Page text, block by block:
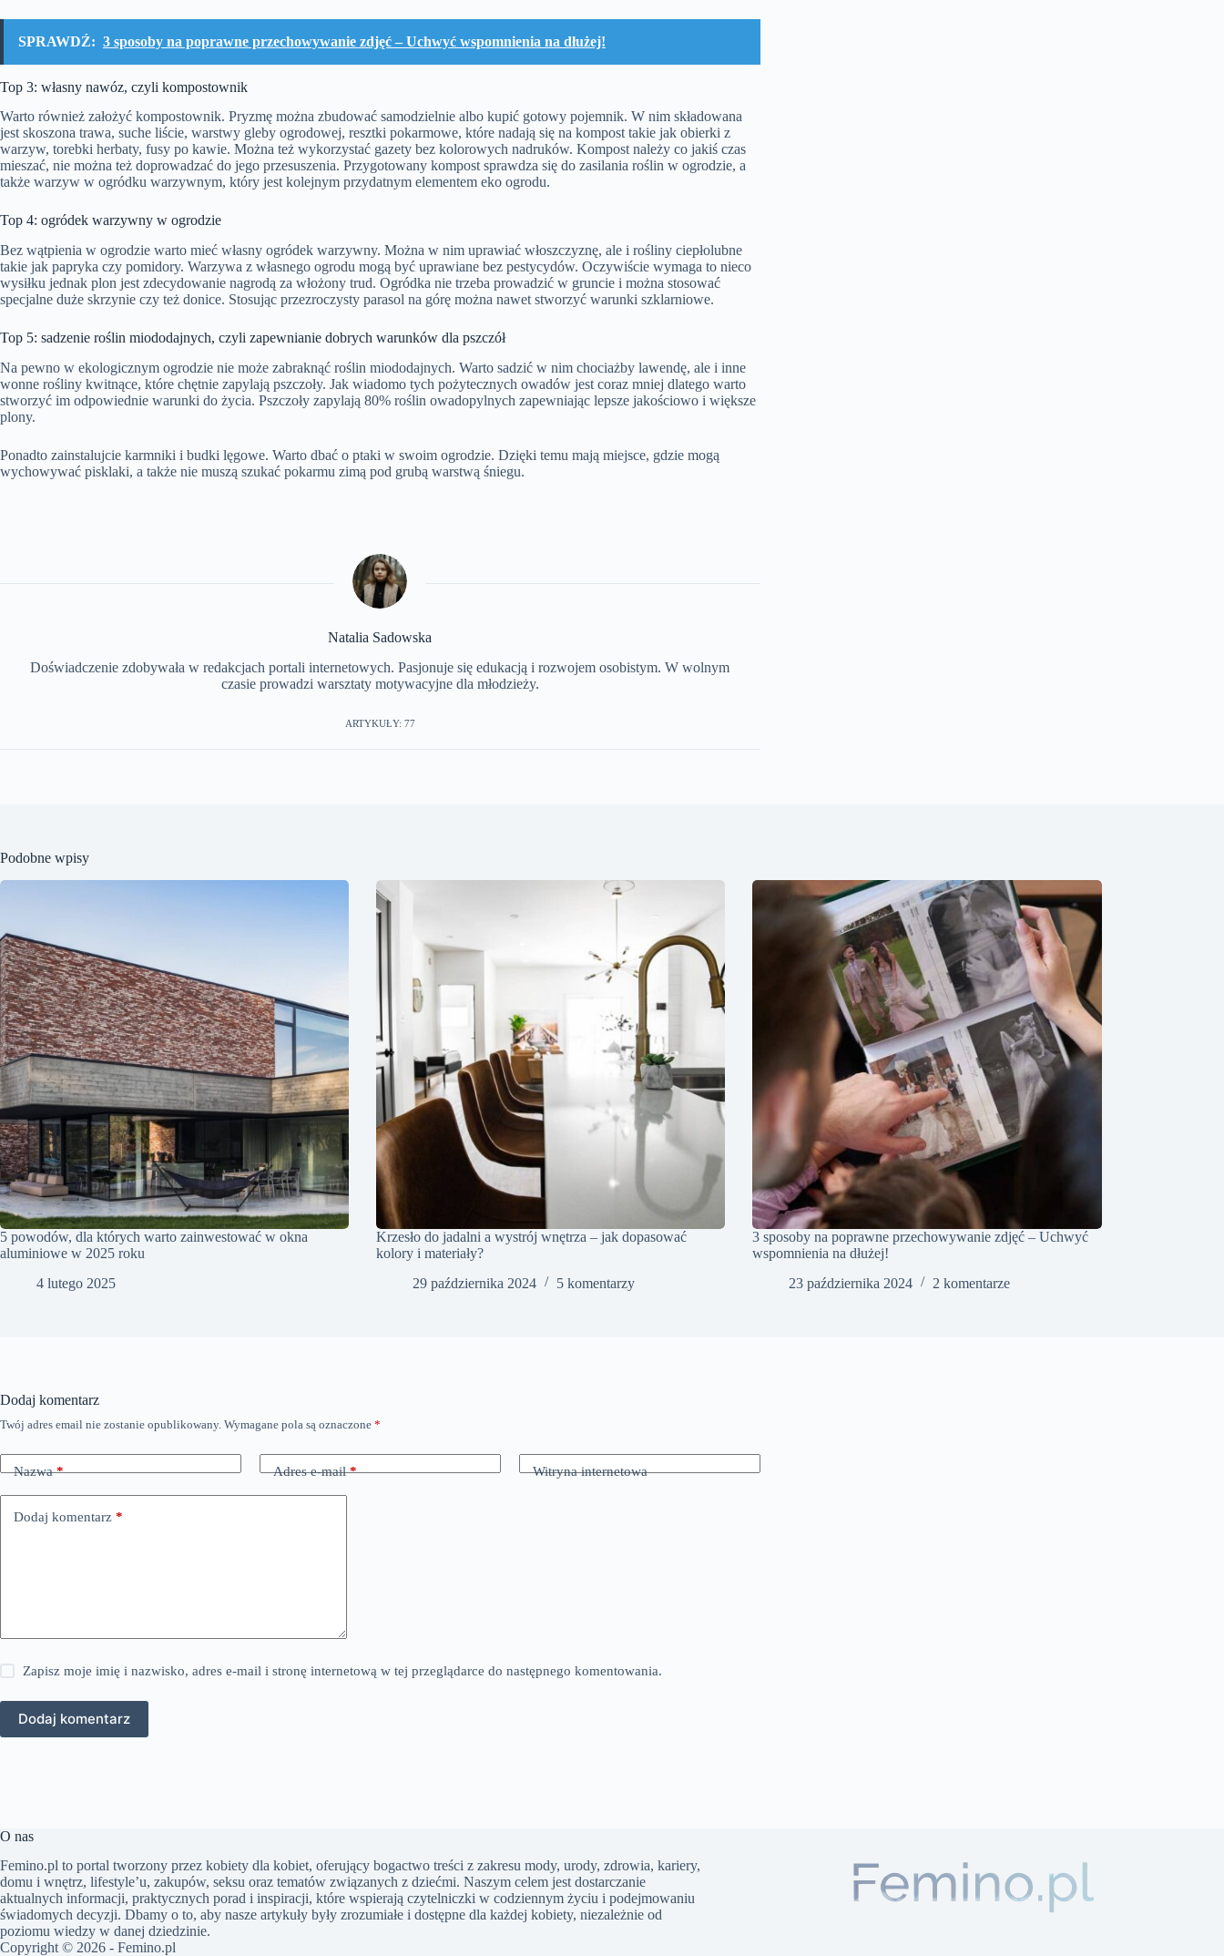
SPRAWDŹ: 3 sposoby na poprawne przechowywanie zdjęć – Uchwyć wspomnienia na dłużej!
Top 3: własny nawóz, czyli kompostownik
Warto również założyć kompostownik. Pryzmę można zbudować samodzielnie albo kupić gotowy pojemnik. W nim składowana
jest skoszona trawa, suche liście, warstwy gleby ogrodowej, resztki pokarmowe, które nadają się na kompost takie jak obierki z
warzyw, torebki herbaty, fusy po kawie. Można też wykorzystać gazety bez kolorowych nadruków. Kompost należy co jakiś czas
mieszać, nie można też doprowadzać do jego przesuszenia. Przygotowany kompost sprawdza się do zasilania roślin w ogrodzie, a
także warzyw w ogródku warzywnym, który jest kolejnym przydatnym elementem eko ogrodu.
Top 4: ogródek warzywny w ogrodzie
Bez wątpienia w ogrodzie warto mieć własny ogródek warzywny. Można w nim uprawiać włoszczyznę, ale i rośliny ciepłolubne
takie jak papryka czy pomidory. Warzywa z własnego ogrodu mogą być uprawiane bez pestycydów. Oczywiście wymaga to nieco
wysiłku jednak plon jest zdecydowanie nagrodą za włożony trud. Ogródka nie trzeba prowadzić w gruncie i można stosować
specjalne duże skrzynie czy też donice. Stosując przezroczysty parasol na górę można nawet stworzyć warunki szklarniowe.
Top 5: sadzenie roślin miododajnych, czyli zapewnianie dobrych warunków dla pszczół
Na pewno w ekologicznym ogrodzie nie może zabraknąć roślin miododajnych. Warto sadzić w nim chociażby lawendę, ale i inne
wonne rośliny kwitnące, które chętnie zapylają pszczoły. Jak wiadomo tych pożytecznych owadów jest coraz mniej dlatego warto
stworzyć im odpowiednie warunki do życia. Pszczoły zapylają 80% roślin owadopylnych zapewniając lepsze jakościowo i większe
plony.
Ponadto zainstalujcie karmniki i budki lęgowe. Warto dbać o ptaki w swoim ogrodzie. Dzięki temu mają miejsce, gdzie mogą
wychowywać pisklaki, a także nie muszą szukać pokarmu zimą pod grubą warstwą śniegu.
Natalia Sadowska
Doświadczenie zdobywała w redakcjach portali internetowych. Pasjonuje się edukacją i rozwojem osobistym. W wolnym
czasie prowadzi warsztaty motywacyjne dla młodzieży.
ARTYKUŁY: 77
Podobne wpisy
5 powodów, dla których warto zainwestować w okna
aluminiowe w 2025 roku
4 lutego 2025
Krzesło do jadalni a wystrój wnętrza – jak dopasować
kolory i materiały?
29 października 2024
5 komentarzy
3 sposoby na poprawne przechowywanie zdjęć – Uchwyć
wspomnienia na dłużej!
23 października 2024
2 komentarze
Dodaj komentarz
Twój adres email nie zostanie opublikowany. Wymagane pola są oznaczone *
Nazwa* Adres e-mail* Witryna internetowa
Dodaj komentarz *
Zapisz moje imię i nazwisko, adres e-mail i stronę internetową w tej przeglądarce do następnego komentowania.
Dodaj komentarz
O nas
Femino.pl to portal tworzony przez kobiety dla kobiet, oferujący bogactwo treści z zakresu mody, urody, zdrowia, kariery,
domu i wnętrz, lifestyle’u, zakupów, seksu oraz tematów związanych z dziećmi. Naszym celem jest dostarczanie
aktualnych informacji, praktycznych porad i inspiracji, które wspierają czytelniczki w codziennym życiu i podejmowaniu
świadomych decyzji. Dbamy o to, aby nasze artykuły były zrozumiałe i dostępne dla każdej kobiety, niezależnie od
poziomu wiedzy w danej dziedzinie.
Copyright © 2026 - Femino.pl